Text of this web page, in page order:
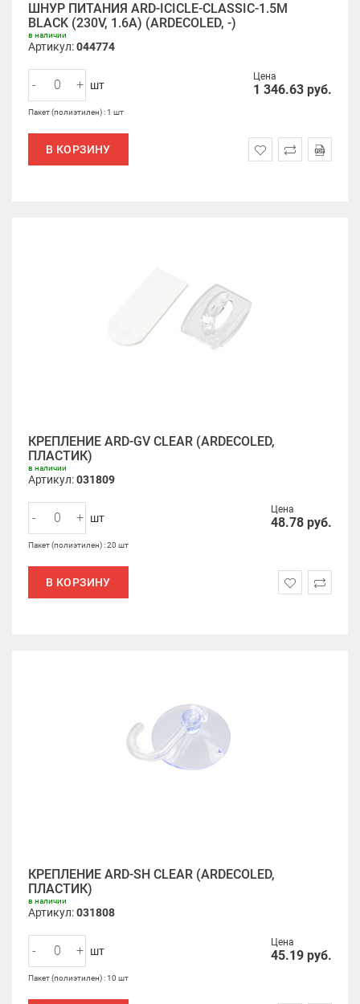
ШНУР ПИТАНИЯ ARD-ICICLE-CLASSIC-1.5M
BLACK (230V, 1.6A) (ARDECOLED, -)
в наличии
Артикул:044774
Цена
1 346.63 руб.
- + шт
Пакет (полиэтилен) : 1 шт
В КОРЗИНУ
КРЕПЛЕНИЕ ARD-GV CLEAR (ARDECOLED,
ПЛАСТИК)
в наличии
Артикул:031809
Цена
48.78 руб.
- + шт
Пакет (полиэтилен) : 20 шт
В КОРЗИНУ
КРЕПЛЕНИЕ ARD-SH CLEAR (ARDECOLED,
ПЛАСТИК)
в наличии
Артикул:031808
Цена
45.19 руб.
- + шт
Пакет (полиэтилен) : 10 шт